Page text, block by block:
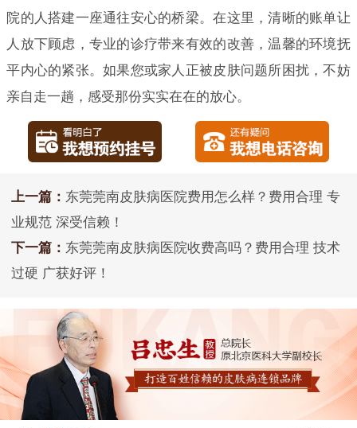
院的人搭建一座通往安心的桥梁。在这里，清晰的账单让
人放下顾虑，专业的诊疗带来有效的改善，温馨的环境抚
平内心的紧张。如果您或家人正被皮肤问题所困扰，不妨
亲自走一趟，感受那份实实在在的放心。
上一篇： 东莞莞南皮肤病医院费用怎么样？费用合理 专
业规范 深受信赖！
下一篇： 东莞莞南皮肤病医院收费高吗？费用合理 技术
过硬 广获好评！